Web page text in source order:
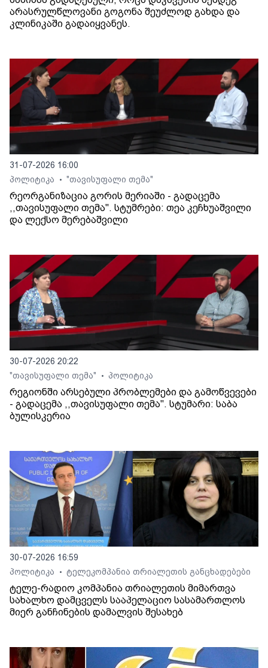
არასრულწლოვანი გოგონა შეუძლოდ გახდა და
კლინიკაში გადაიყვანეს.
31-07-2026 16:00
პოლიტიკა
• "თავისუფალი თემა"
რეორგანიზაცია გორის მერიაში - გადაცემა
,,თავისუფალი თემა". სტუმრები: თეა კეჩხუაშვილი
და ლექსო მერებაშვილი
30-07-2026 20:22
"თავისუფალი თემა"
• პოლიტიკა
რეგიონში არსებული პრობლემები და გამოწვევები
- გადაცემა ,,თავისუფალი თემა". სტუმარი: საბა
ბულისკერია
30-07-2026 16:59
პოლიტიკა
• ტელეკომპანია თრიალეთის განცხადებები
ტელე-რადიო კომპანია თრიალეთის მიმართვა
სახალხო დამცველს სააპელაციო სასამართლოს
მიერ განჩინების დამალვის შესახებ